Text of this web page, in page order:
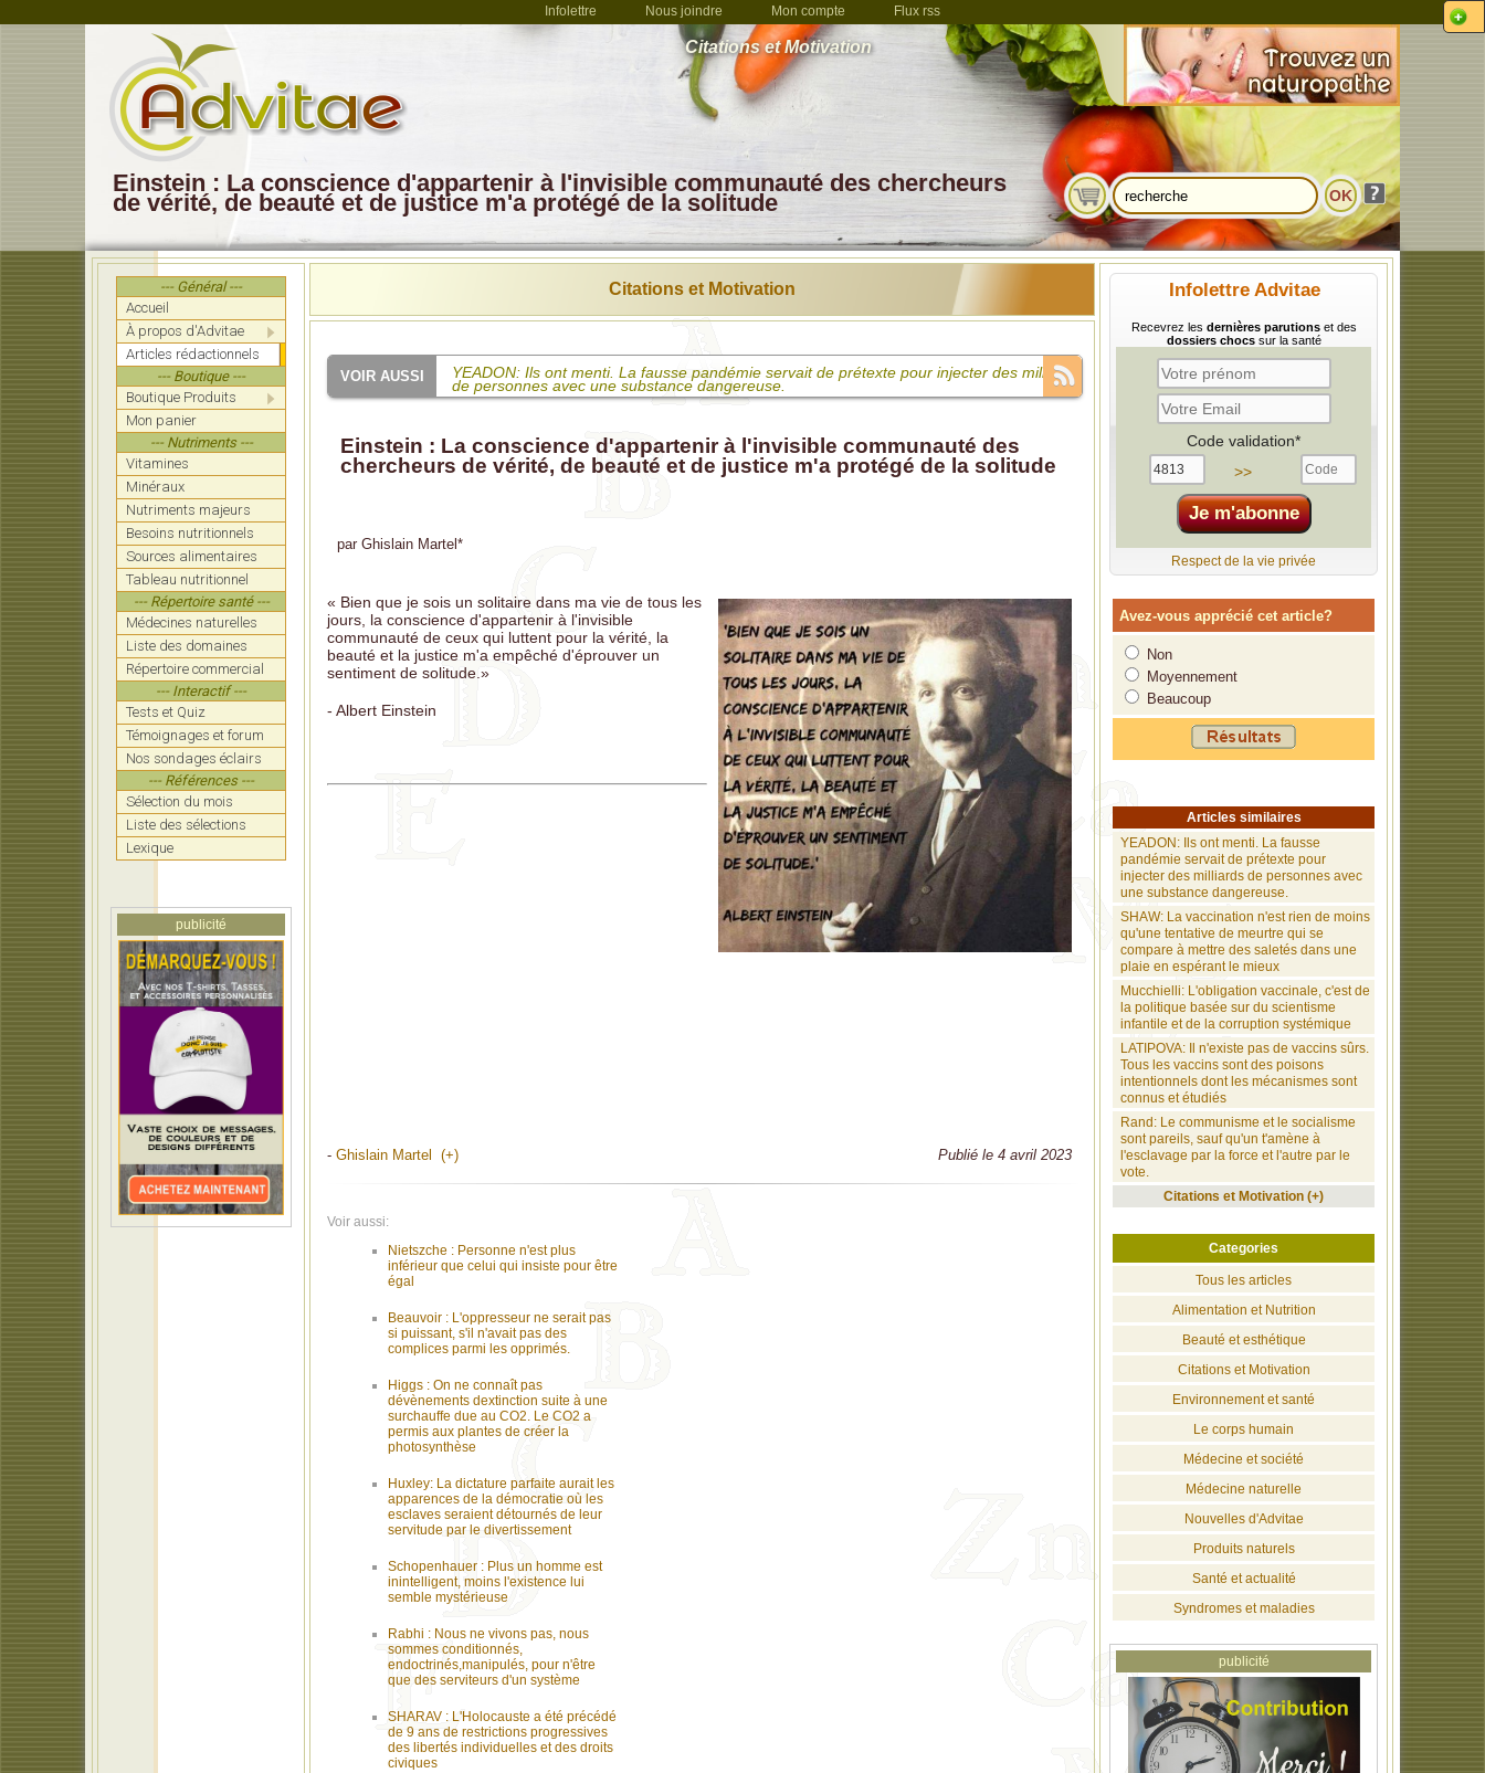
Infolettre Nous joindre Mon compte Flux rss
Citations et Motivation
Einstein : La conscience d'appartenir à l'invisible communauté des chercheurs
de vérité, de beauté et de justice m'a protégé de la solitude
--- Général ---
Accueil
À propos d'Advitae
Articles rédactionnels
--- Boutique ---
Boutique Produits
Mon panier
--- Nutriments ---
Vitamines
Minéraux
Nutriments majeurs
Besoins nutritionnels
Sources alimentaires
Tableau nutritionnel
--- Répertoire santé ---
Médecines naturelles
Liste des domaines
Répertoire commercial
--- Interactif ---
Tests et Quiz
Témoignages et forum
Nos sondages éclairs
--- Références ---
Sélection du mois
Liste des sélections
Lexique
publicité
Citations et Motivation Infolettre Advitae
Recevrez les dernières parutionset des
dossiers chocssur la santé
Code validation*
>>
Respect de la vie privée
Avez-vous apprécié cet article?
Non
Moyennement
Beaucoup
Articles similaires
YEADON: Ils ont menti. La fausse
pandémie servait de prétexte pour
injecter des milliards de personnes avec
une substance dangereuse.
SHAW: La vaccination n'est rien de moins
qu'une tentative de meurtre qui se
compare à mettre des saletés dans une
plaie en espérant le mieux
Mucchielli: L'obligation vaccinale, c'est de
la politique basée sur du scientisme
infantile et de la corruption systémique
LATIPOVA: Il n'existe pas de vaccins sûrs.
Tous les vaccins sont des poisons
intentionnels dont les mécanismes sont
connus et étudiés
Rand: Le communisme et le socialisme
sont pareils, sauf qu'un t'amène à
l'esclavage par la force et l'autre par le
vote.
Citations et Motivation (+)
Categories
Tous les articles
Alimentation et Nutrition
Beauté et esthétique
Citations et Motivation
Environnement et santé
Le corps humain
Médecine et société
Médecine naturelle
Nouvelles d'Advitae
Produits naturels
Santé et actualité
Syndromes et maladies
publicité
YEADON: Ils ont menti. La fausse pandémie servait de prétexte pour injecter des milliards
de personnes avec une substance dangereuse.
mettre des saletés dans une plaie en espérant le mieux
Mucchielli: L'obligation vaccinale, c'est de la politique basée sur du scientisme infantile et
COOLIDGE: Un gouvernement qui use de taxes sur le peuple sans quelles soient des
nécessités urgentes est un instrument de tyrannie.
MOORE: Le changement climatique est un leurre utilisé pour effrayer la population et
faire de l'argent dans le but de la contrôler
KENNEDY: Ils gagnent 60 milliards par an avec les vaccins, mais ils gagnent 500 milliards
pour les remèdes contre les blessures des vaccins
CICERON: Plus l’effondrement d’un empire est proche, plus ses lois sont folles.
RANCOURT: Votre vaccin met les autres en danger et se base sur une science
complètement corrompue. Il s'agit d'une arnaque médicale grotesque
Einstein : La conscience d'appartenir à l'invisible communauté des
chercheurs de vérité, de beauté et de justice m'a protégé de la solitude
par Ghislain Martel *
« Bien que je sois un solitaire dans ma vie de tous les
jours, la conscience d'appartenir à l'invisible
communauté de ceux qui luttent pour la vérité, la
beauté et la justice m'a empêché d'éprouver un
sentiment de solitude.»
- Albert Einstein
- Ghislain Martel (+) Publié le 4 avril 2023
Voir aussi:
Nietszche : Personne n'est plus
inférieur que celui qui insiste pour être
égal
Beauvoir : L'oppresseur ne serait pas
si puissant, s'il n'avait pas des
complices parmi les opprimés.
Higgs : On ne connaît pas
dévènements dextinction suite à une
surchauffe due au CO2. Le CO2 a
permis aux plantes de créer la
photosynthèse
Huxley: La dictature parfaite aurait les
apparences de la démocratie où les
esclaves seraient détournés de leur
servitude par le divertissement
Schopenhauer : Plus un homme est
inintelligent, moins l'existence lui
semble mystérieuse
Rabhi : Nous ne vivons pas, nous
sommes conditionnés,
endoctrinés,manipulés, pour n'être
que des serviteurs d'un système
SHARAV : L'Holocauste a été précédé
de 9 ans de restrictions progressives
des libertés individuelles et des droits
civiques